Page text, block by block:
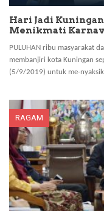
Hari Jadi
Menikmati
PULUHAN ribu masyarakat
membanjiri kota Kuningan
(5/9/2019) untuk me-
RAGAM